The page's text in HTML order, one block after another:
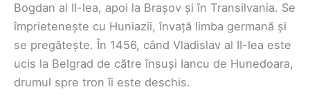
Bogdan al II-lea, apoi la Brașov și în Transilvania. Se
împrietenește cu Huniazii, învață limba germană și
se pregătește. În 1456, când Vladislav al II-lea este
ucis la Belgrad de către însuși Iancu de Hunedoara,
drumul spre tron îi este deschis.